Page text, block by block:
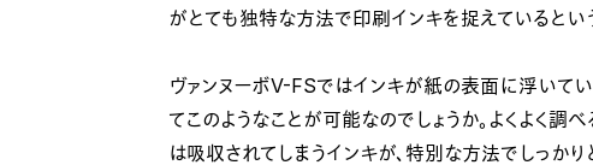
がとても独特な方法で印刷インキを捉えているとい
ヴァンヌーボV-FSではインキが紙の表面に浮いて
てこのようなことが可能なのでしょうか。よくよく
は吸収されてしまうインキが、特別な方法でしっか